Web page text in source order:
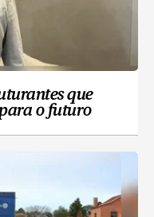
que
o futuro